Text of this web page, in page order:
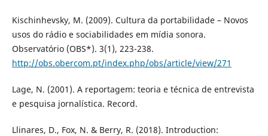
Kischinhevsky, M. (2009). Cultura da portabilidade – Novos
usos do rádio e sociabilidades em mídia sonora.
Observatório (OBS*). 3(1), 223-238.
http://obs.obercom.pt/index.php/obs/article/view/271
Lage, N. (2001). A reportagem: teoria e técnica de entrevista
e pesquisa jornalística. Record.
Llinares, D., Fox, N. & Berry, R. (2018). Introduction: